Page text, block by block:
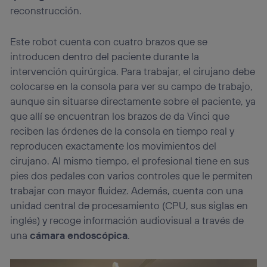
reconstrucción.
Este robot cuenta con cuatro brazos que se
introducen dentro del paciente durante la
intervención quirúrgica. Para trabajar, el cirujano debe
colocarse en la consola para ver su campo de trabajo,
aunque sin situarse directamente sobre el paciente, ya
que allí se encuentran los brazos de da Vinci que
reciben las órdenes de la consola en tiempo real y
reproducen exactamente los movimientos del
cirujano. Al mismo tiempo, el profesional tiene en sus
pies dos pedales con varios controles que le permiten
trabajar con mayor fluidez. Además, cuenta con una
unidad central de procesamiento (CPU, sus siglas en
inglés) y recoge información audiovisual a través de
unacámara endoscópica.
información de la cuenta de cliente de
telecomunicaciones vinculada a la conexión que utilizas
Este identificador se asigna a la conexión de internet, por
lo que cualquier persona que conecte su dispositivo y
consienta el uso de la tecnología recibirá el mismo
identificador. Típicamente:
Si utilizas una
conexión de banda ancha (p. ej., Wi-Fi),
el marketing o análisis se realizará en función de las
actividades de navegación de los miembros del hogar
que hayan dado su consentimiento.
Si utilizasdatos móviles , el marketing será más
personalizado, ya que se basará únicamente en la
navegación del usuario del móvil.
Puedes gestionar los consentimientos Utiq seleccionando
“Administrar Utiq” en la parte inferior de esta página web o
visitando el portal de privacidad de Utiq
(“consenthub”). Para más información, consulta
la
política de privacidad de Utiq